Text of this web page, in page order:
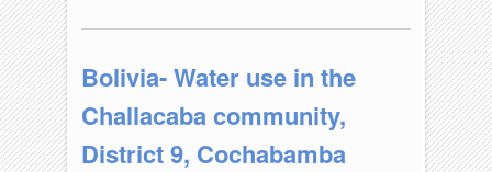
Bolivia- Water use in the
Challacaba community,
District 9, Cochabamba